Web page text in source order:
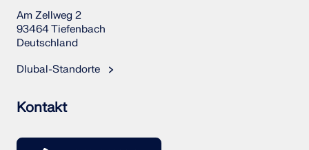
Am Zellweg 2
93464 Tiefenbach
Deutschland
Dlubal-Standorte
Kontakt